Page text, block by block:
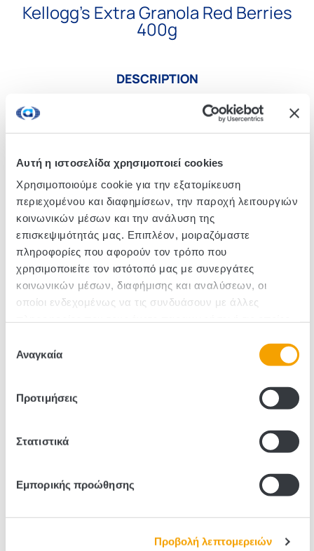
Αυτή η ιστοσελίδα χρησιμοποιεί cookies
Χρησιμοποιούμε cookie για την εξατομίκευση
περιεχομένου και διαφημίσεων, την παροχή λειτουργιών
κοινωνικών μέσων και την ανάλυση της
επισκεψιμότητάς μας. Επιπλέον, μοιραζόμαστε
πληροφορίες που αφορούν τον τρόπο που
χρησιμοποιείτε τον ιστότοπό μας με συνεργάτες
κοινωνικών μέσων, διαφήμισης και αναλύσεων, οι
οποίοι ενδεχομένως να τις συνδυάσουν με άλλες
των υπηρεσιών τους.
συγκατάθεσης
Αναγκαία
Προτιμήσεις
Στατιστικά
Εμπορικής προώθησης
Προβολή λεπτομερειών
Kellogg’s Extra Granola Red Berries
400g
DESCRIPTION
Crunchy bites of oatmeal cereal with freeze-dried red
fruits. Rich in fiber, without artificial colors and
that you would do anything to enjoy them!
SKU :111076
Pieces/Box: 8